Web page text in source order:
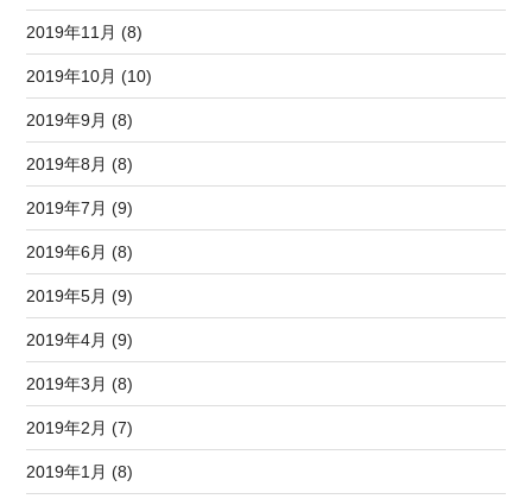
2019年11月 (8)
2019年10月 (10)
2019年9月 (8)
2019年8月 (8)
2019年7月 (9)
2019年6月 (8)
2019年5月 (9)
2019年4月 (9)
2019年3月 (8)
2019年2月 (7)
2019年1月 (8)